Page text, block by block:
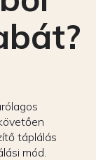
táplálás
mód.